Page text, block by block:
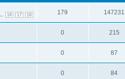
16 17 18 179 147231
0 215
0 87
0 84